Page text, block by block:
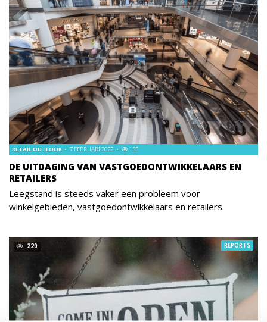
DE UITDAGING VAN VASTGOEDONTWIKKELAARS EN
RETAILERS
RETAIL OUTLOOK 7 FEBRUARI 2022 155
Leegstand is steeds vaker een probleem voor
winkelgebieden, vastgoedontwikkelaars en retailers.
220 REPORTS